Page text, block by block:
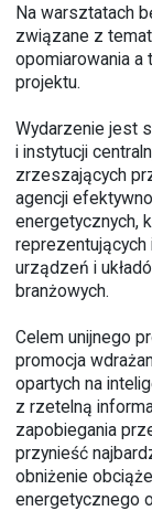
Na warsztatach
związane z
opomiarowania
projektu.
Wydarzenie jest
i instytucji
zrzeszających
agencji
energetycznych,
reprezentujących
urządzeń i
branżowych.
Celem unijnego
promocja
opartych na
z rzetelną
zapobiegania
przynieść
obniżenie
energetycznego